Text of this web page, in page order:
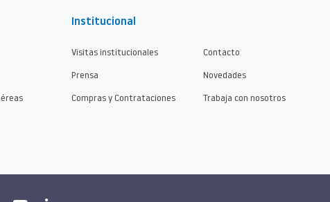
Institucional
Visitas institucionales Contacto
Prensa Novedades
Compras y Contrataciones Trabaja con nosotros